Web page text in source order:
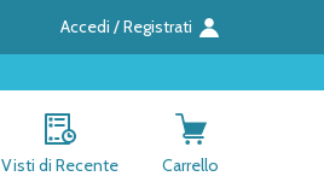
Accedi / Registrati
Visti di Recente Carrello